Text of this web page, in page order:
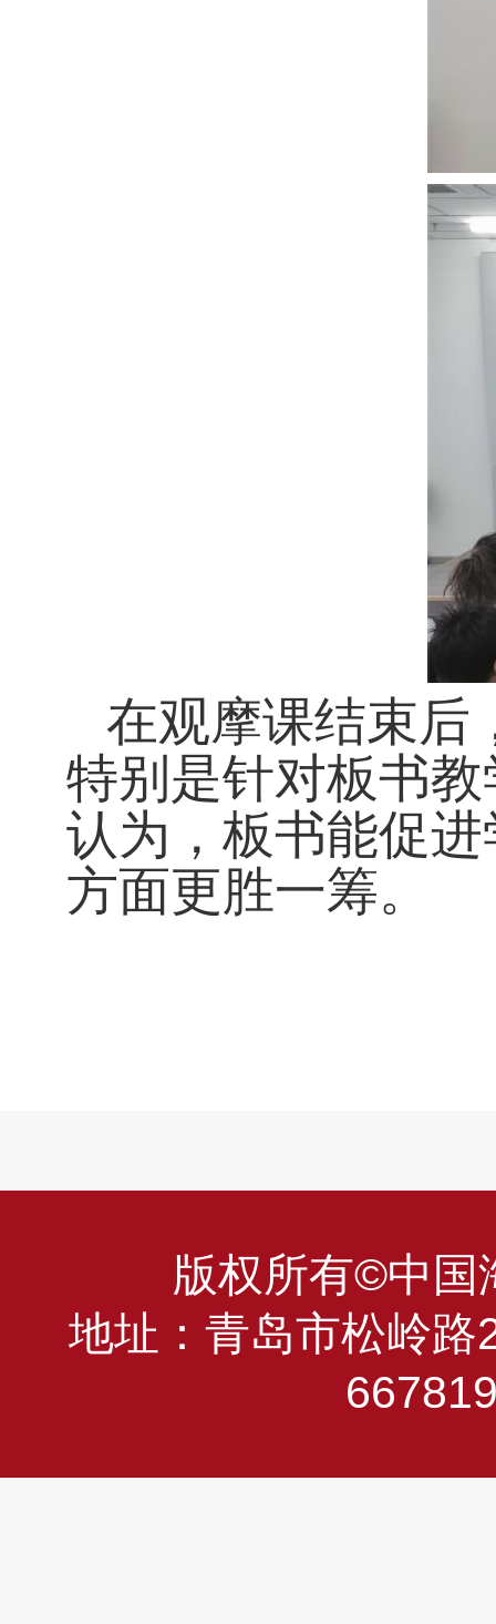
在观摩课结束后
特别是针对板书
认为，板书能促
方面更胜一筹。
版权所有©中国
地址：青岛市松岭